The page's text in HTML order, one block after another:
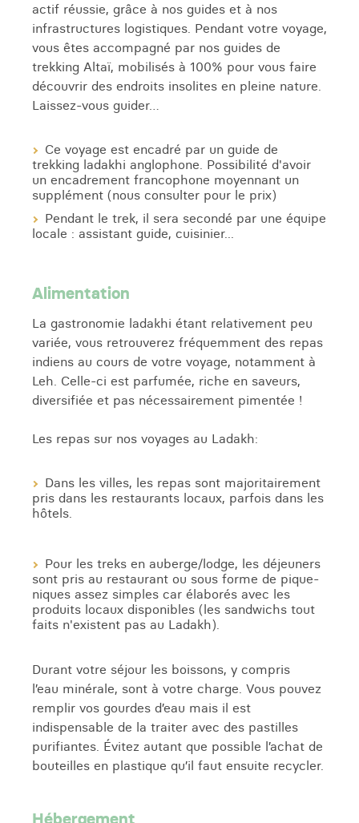
actif réussie, grâce à nos guides et à nos
infrastructures logistiques. Pendant votre voyage,
vous êtes accompagné par nos guides de
trekking Altaï, mobilisés à 100% pour vous faire
découvrir des endroits insolites en pleine nature.
Laissez-vous guider…
Ce voyage est encadré par un guide de
trekking ladakhi anglophone. Possibilité d'avoir
un encadrement francophone moyennant un
supplément (nous consulter pour le prix)
Pendant le trek, il sera secondé par une équipe
locale : assistant guide, cuisinier...
Alimentation
La gastronomie ladakhi étant relativement peu
variée, vous retrouverez fréquemment des repas
indiens au cours de votre voyage, notamment à
Leh. Celle-ci est parfumée, riche en saveurs,
diversifiée et pas nécessairement pimentée !
Les repas sur nos voyages au Ladakh:
Dans les villes, les repas sont majoritairement
pris dans les restaurants locaux, parfois dans les
hôtels.
Pour les treks en auberge/lodge, les déjeuners
sont pris au restaurant ou sous forme de pique-
niques assez simples car élaborés avec les
produits locaux disponibles (les sandwichs tout
faits n'existent pas au Ladakh).
Durant votre séjour les boissons, y compris
l’eau minérale, sont à votre charge. Vous pouvez
remplir vos gourdes d’eau mais il est
indispensable de la traiter avec des pastilles
purifiantes. Évitez autant que possible l’achat de
bouteilles en plastique qu’il faut ensuite recycler.
Hébergement